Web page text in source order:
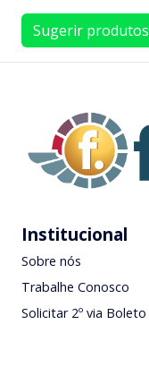
Sugerir produtos
Institucional
Sobre nós
Trabalhe Conosco
Solicitar 2º via Boleto